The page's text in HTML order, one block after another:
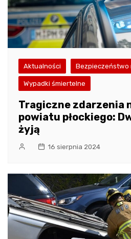
Aktualności Bezpieczeństwo
Wypadki śmiertelne
Tragiczne zdarzenia
powiatu płockiego:
żyją
16 sierpnia 2024